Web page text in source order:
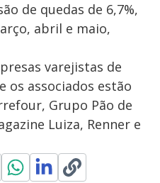
de quedas de 6,7%,
abril e maio,
varejistas de
os associados estão
Grupo Pão de
Luiza, Renner e